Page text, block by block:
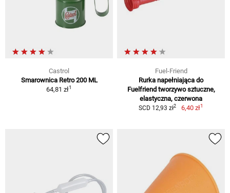
Castrol
Smarownica Retro 200 ML
64,81 zł1
Fuel-Friend
Rurka napełniająca do
Fuelfriend tworzywo sztuczne,
elastyczna, czerwona
SCD 12,93 zł2 6,40 zł1